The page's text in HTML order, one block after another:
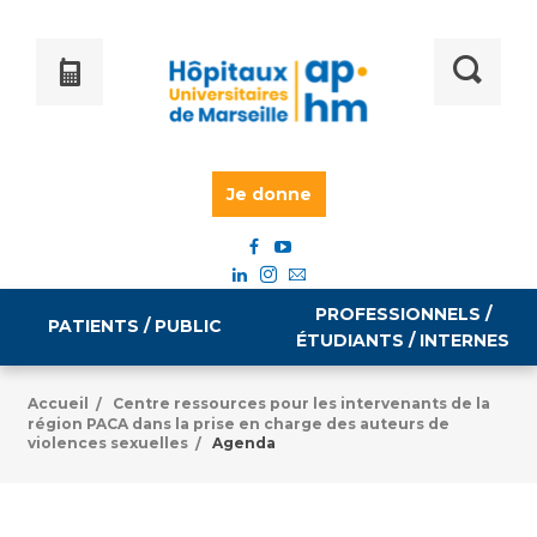
Je donne
PATIENTS / PUBLIC
Informations pratiques
PROFESSIONNELS /
ÉTUDIANTS / INTERNES
Égalité professionnelle
Accueil /
Centre ressources pour les intervenants de la
région PACA dans la prise en charge des auteurs de
violences sexuelles / Agenda